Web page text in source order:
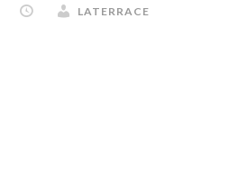
LATERRACE